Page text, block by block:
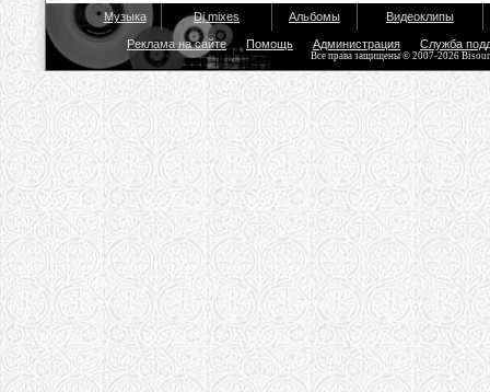
Музыка Dj mixes Альбомы Видеоклипы
Реклама на сайте Помощь Администрация Служба
Все права защищены © 2007-2026